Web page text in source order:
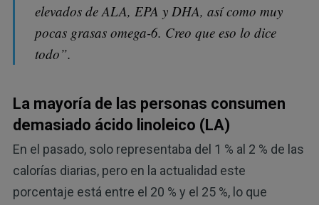
elevados de ALA, EPA y DHA, así como muy
pocas grasas omega-6. Creo que eso lo dice
todo”.
La mayoría de las personas consumen
demasiado ácido linoleico (LA)
En el pasado, solo representaba del 1 % al 2 % de las
calorías diarias, pero en la actualidad este
porcentaje está entre el 20 % y el 25 %, lo que